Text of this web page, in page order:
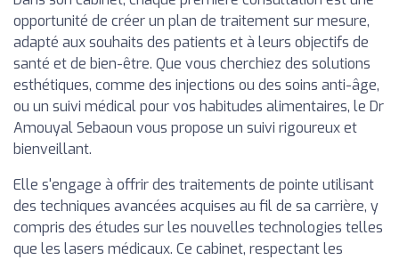
opportunité de créer un plan de traitement sur mesure,
adapté aux souhaits des patients et à leurs objectifs de
santé et de bien-être. Que vous cherchiez des solutions
esthétiques, comme des injections ou des soins anti-âge,
ou un suivi médical pour vos habitudes alimentaires, le Dr
Amouyal Sebaoun vous propose un suivi rigoureux et
bienveillant.
Elle s'engage à offrir des traitements de pointe utilisant
des techniques avancées acquises au fil de sa carrière, y
compris des études sur les nouvelles technologies telles
que les lasers médicaux. Ce cabinet, respectant les